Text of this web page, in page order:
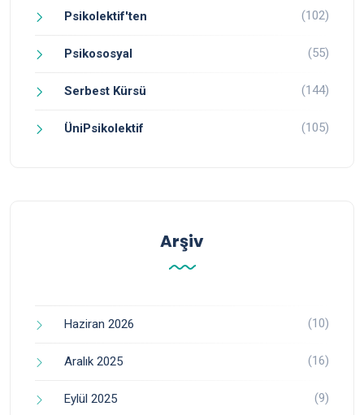
Psikolektif'ten (102)
Psikososyal (55)
Serbest Kürsü (144)
ÜniPsikolektif (105)
Arşiv
Haziran 2026 (10)
Aralık 2025 (16)
Eylül 2025 (9)